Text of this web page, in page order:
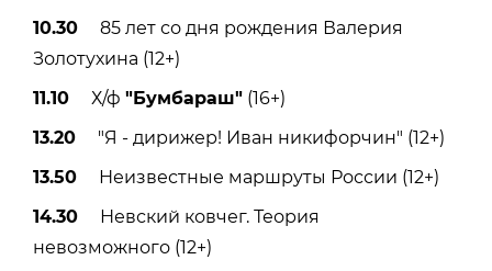
10.30 85 лет со дня рождения Валерия
Золотухина (12+)
11.10 Х/ф "Бумбараш" (16+)
13.20 "Я - дирижер! Иван никифорчин" (12+)
13.50 Неизвестные маршруты России (12+)
14.30 Невский ковчег. Теория
невозможного (12+)